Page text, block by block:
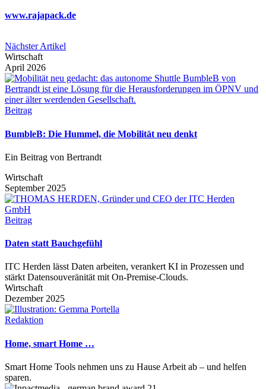
www.rajapack.de
Nächster Artikel
Wirtschaft
April 2026
Beitrag
BumbleB: Die Hummel, die Mobilität neu denkt
Ein Beitrag von Bertrandt
Wirtschaft
September 2025
Beitrag
Daten statt Bauchgefühl
ITC Herden lässt Daten arbeiten, verankert KI in Prozessen und
stärkt Datensouveränität mit On-Premise-Clouds.
Wirtschaft
Dezember 2025
Redaktion
Home, smart Home …
Smart Home Tools nehmen uns zu Hause Arbeit ab – und helfen
sparen.